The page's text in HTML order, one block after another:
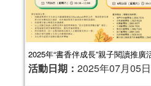
2025年“書香伴成長”親子閱讀推廣
活動日期： 2025年07月05日